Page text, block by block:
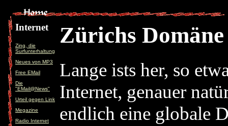
Internet
Zing, die
Surfunterhaltung
Neues von MP3
Free EMail
Die
"EMail@News"
Urteil gegen Link
Megazine
Radio Internet
Zürichs Domäne
Lange ists her, so
Internet, genauer
endlich eine globale